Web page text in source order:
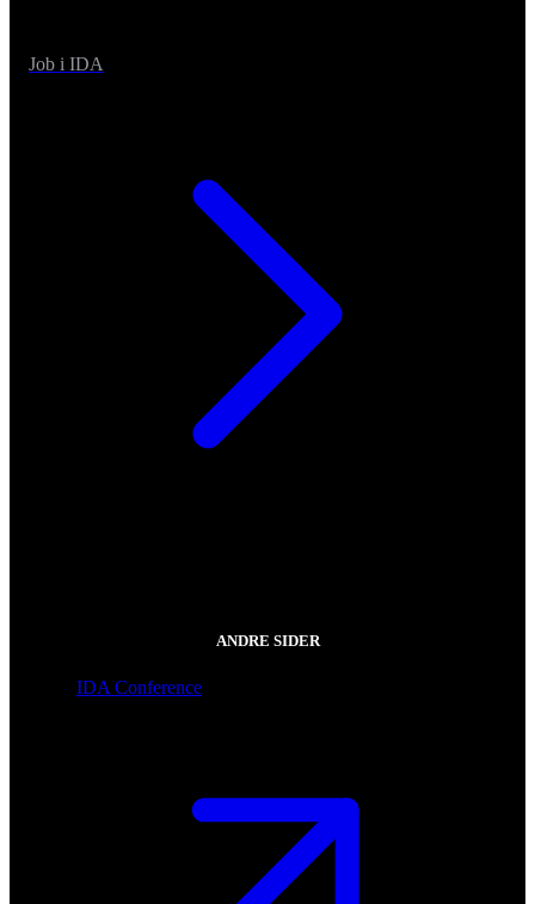
Job i IDA
ANDRE SIDER
IDA Conference